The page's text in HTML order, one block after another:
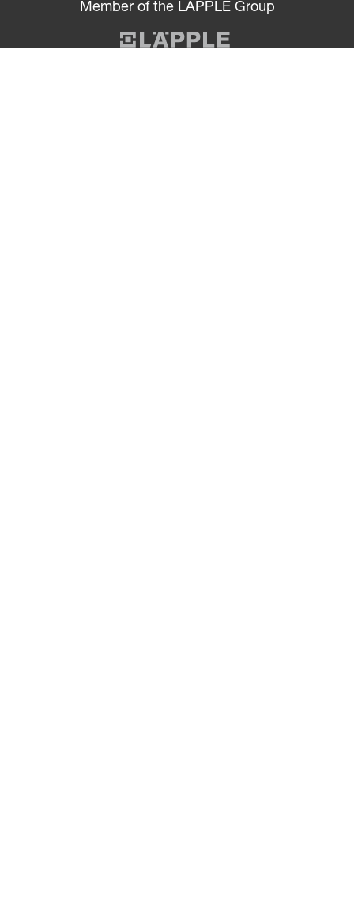
Member of the LÄPPLE Group